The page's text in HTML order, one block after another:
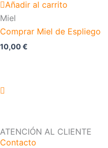
Añadir al carrito
Miel
Comprar Miel de Espliego
10,00€
ATENCIÓN AL CLIENTE
Contacto